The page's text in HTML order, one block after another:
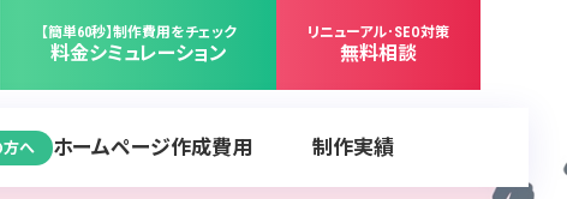
【簡単60秒】制作費用をチェック
料金シミュレーション
リニューアル･SEO対策
無料相談
方へ ホームページ作成費用 制作実績